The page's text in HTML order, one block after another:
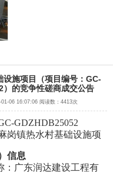
设施项目（项目编号：GC-
）的竞争性磋商成交公告
06 16:07:06 阅读数：4413次
GDZHDB25052
岗镇热水村基础设施项
信息
： 广东润达建设工程有